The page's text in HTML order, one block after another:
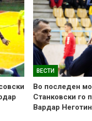
ВЕСТИ
Во последен
Станковски го
Вардар